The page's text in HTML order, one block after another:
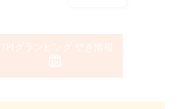
TIPIグランピング 空き情報